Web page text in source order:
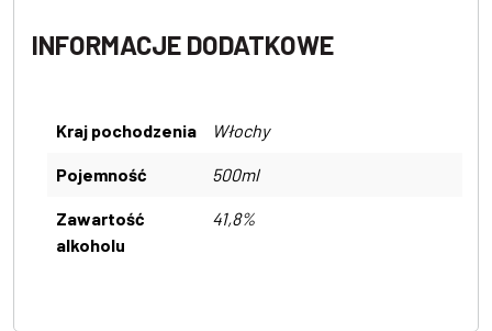
INFORMACJE DODATKOWE
Kraj pochodzenia Włochy
Pojemność 500ml
Zawartość
alkoholu
41,8%